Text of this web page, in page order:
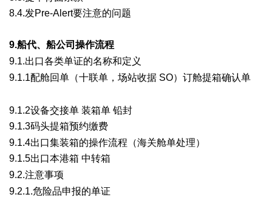
8.4.发Pre-Alert要注意的问题
9.船代、船公司操作流程
9.1.出口各类单证的名称和定义
9.1.1配舱回单（十联单，场站收据 SO）订舱提箱确认单
9.1.2设备交接单 装箱单 铅封
9.1.3码头提箱预约缴费
9.1.4出口集装箱的操作流程（海关舱单处理）
9.1.5出口本港箱 中转箱
9.2.注意事项
9.2.1.危险品申报的单证